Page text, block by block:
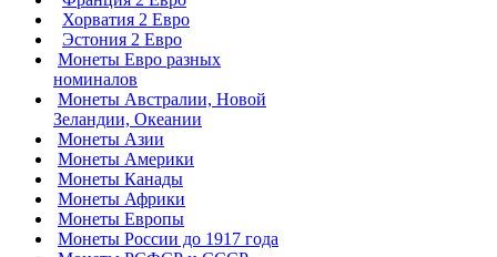
Хорватия 2 Евро
Эстония 2 Евро
Монеты Евро разных
номиналов
Монеты Австралии, Новой
Зеландии, Океании
Монеты Азии
Монеты Америки
Монеты Канады
Монеты Африки
Монеты Европы
Монеты России до 1917 года